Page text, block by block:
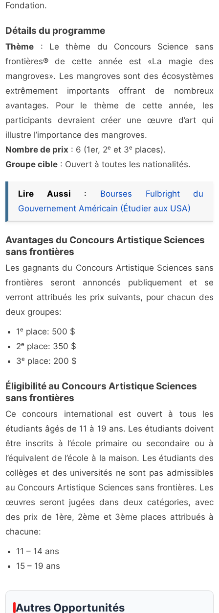
Fondation.
Détails du programme
Thème : Le thème du Concours Science sans
frontières® de cette année est «La magie des
mangroves». Les mangroves sont des écosystèmes
extrêmement importants offrant de nombreux
avantages. Pour le thème de cette année, les
participants devraient créer une œuvre d’art qui
illustre l’importance des mangroves.
Nombre de prix : 6 (1er, 2ᵉ et 3ᵉ places).
Groupe cible : Ouvert à toutes les nationalités.
Lire Aussi : Bourses Fulbright du
Gouvernement Américain (Étudier aux USA)
Avantages du Concours Artistique Sciences
sans frontières
Les gagnants du Concours Artistique Sciences sans
frontières seront annoncés publiquement et se
verront attribués les prix suivants, pour chacun des
deux groupes:
1ᵉ place: 500 $
2ᵉ place: 350 $
3ᵉ place: 200 $
Éligibilité au Concours Artistique Sciences
sans frontières
Ce concours international est ouvert à tous les
étudiants âgés de 11 à 19 ans. Les étudiants doivent
être inscrits à l’école primaire ou secondaire ou à
l’équivalent de l’école à la maison. Les étudiants des
collèges et des universités ne sont pas admissibles
au Concours Artistique Sciences sans frontières. Les
œuvres seront jugées dans deux catégories, avec
des prix de 1ère, 2ème et 3ème places attribués à
chacune:
11 – 14 ans
15 – 19 ans
Autres Opportunités